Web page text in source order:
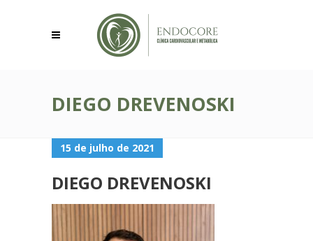
DIEGO DREVENOSKI
15 de julho de 2021
DIEGO DREVENOSKI